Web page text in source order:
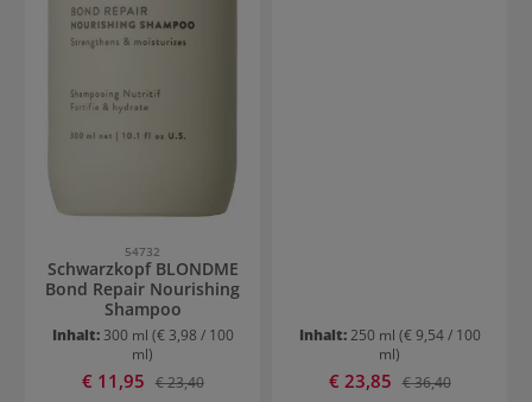
54732
Schwarzkopf BLONDME
Bond Repair Nourishing
Shampoo
Inhalt: 300 ml (€ 3,98 / 100
ml)
Verkaufspreis:
€ 11,95 Regulärer Preis:
€ 23,40
Inhalt:250 ml (€ 9,54 / 100
ml)
Verkaufspreis:
€ 23,85 Regulärer Preis:
€ 36,40